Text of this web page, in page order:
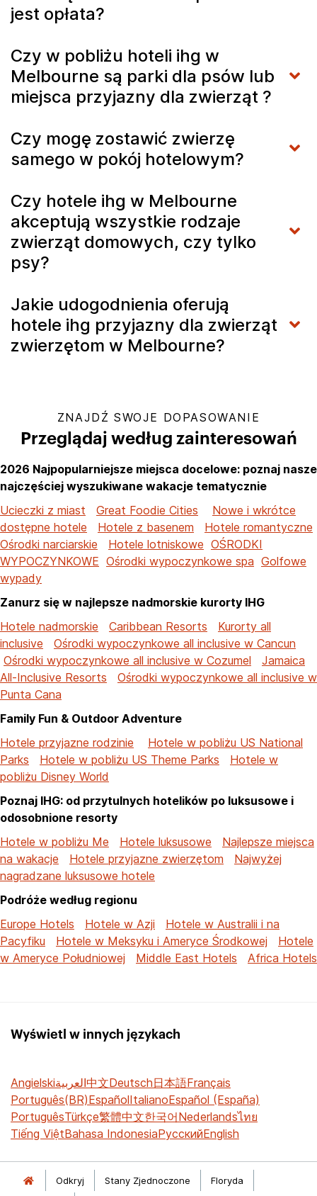
jest opłata?
Czy w pobliżu hoteli ihg w
Melbourne są parki dla psów lub
miejsca przyjazny dla zwierząt ?
Czy mogę zostawić zwierzę
samego w pokój hotelowym?
Czy hotele ihg w Melbourne
akceptują wszystkie rodzaje
zwierząt domowych, czy tylko
psy?
Jakie udogodnienia oferują
hotele ihg przyjazny dla zwierząt
zwierzętom w Melbourne?
ZNAJDŹ SWOJE DOPASOWANIE
Przeglądaj według zainteresowań
2026 Najpopularniejsze miejsca docelowe: poznaj nasze
najczęściej wyszukiwane wakacje tematycznie
Ucieczki z miast
Great Foodie Cities
Nowe i wkrótce
dostępne hotele
Hotele z basenem
Hotele romantyczne
Ośrodki narciarskie
Hotele lotniskowe OŚRODKI
WYPOCZYNKOWE Ośrodki wypoczynkowe spa Golfowe
wypady
Zanurz się w najlepsze nadmorskie kurorty IHG
Hotele nadmorskie
Caribbean Resorts
Kurorty all
inclusive
Ośrodki wypoczynkowe all inclusive w Cancun
Ośrodki wypoczynkowe all inclusive w Cozumel
Jamaica
All-Inclusive Resorts
Ośrodki wypoczynkowe all inclusive w
Punta Cana
Family Fun & Outdoor Adventure
Hotele przyjazne rodzinie
Hotele w pobliżu US National
Parks
Hotele w pobliżu US Theme Parks
Hotele w
pobliżu Disney World
Poznaj IHG: od przytulnych hotelików po luksusowe i
odosobnione resorty
Hotele w pobliżu Me
Hotele luksusowe
Najlepsze miejsca
na wakacje
Hotele przyjazne zwierzętom
Najwyżej
nagradzane luksusowe hotele
Podróże według regionu
Europe Hotels
Hotele w Azji
Hotele w Australii i na
Pacyfiku
Hotele w Meksyku i Ameryce Środkowej
Hotele
w Ameryce Południowej
Middle East Hotels Africa Hotels
Wyświetl w innych językach
Angielskiالعربية中文Deutsch日本語Français
Português(BR)EspañolItalianoEspañol (España)
PortuguêsTürkçe繁體中文한국어Nederlandsไทย
Tiếng ViệtBahasa IndonesiaРусскийEnglish
Odkryj Stany Zjednoczone
Floryda